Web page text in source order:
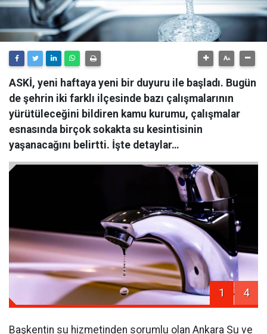
ASKİ, yeni haftaya yeni bir duyuru ile başladı. Bugün
de şehrin iki farklı ilçesinde bazı çalışmalarının
yürütüleceğini bildiren kamu kurumu, çalışmalar
esnasında birçok sokakta su kesintisinin
yaşanacağını belirtti. İşte detaylar…
1 4
Başkentin su hizmetinden sorumlu olan Ankara Su ve